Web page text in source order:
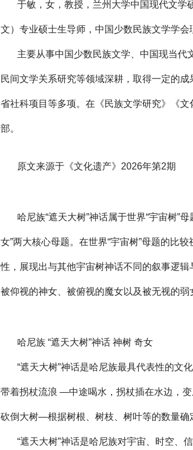
于敏，女，教授，兰州大学中国现代文学
文）专业硕士生导师，中国少数民族文学学
主要从事中国少数民族文学、中国现当
民间文学关系研究等领域深耕，取得一定的
省社科项目等多项。在《民族文学研究》《
部。
原文来源于《文化遗产》2026年第2期
哈尼族“遮天大树”神话属于世界“宇宙树”
女”两大核心母题。在世界“宇宙树”母题的比
性，展现出与其他宇宙树神话不同的叙事逻
被仰视的神女、被俯视的魔女以及被无视的
哈尼族 “遮天大树”神话 神树 奇女
“遮天大树”神话是哈尼族最具代表性的文
带着拐杖流浪 —中途喝水，拐杖插在水边，
砍倒大树—根据树根、树枝、树叶等的数量
“遮天大树”神话是哈尼族对宇宙、时空、